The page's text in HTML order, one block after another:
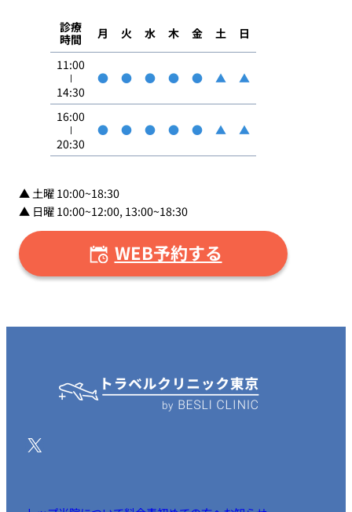
診療
時間
月 火 水 木 金 土
日
11:00
14:30
● ● ● ● ● ▲ ▲
16:00
20:30
● ● ● ● ● ▲ ▲
▲ 土曜 10:00~18:30
▲ 日曜 10:00~12:00, 13:00~18:30
WEB予約する
X